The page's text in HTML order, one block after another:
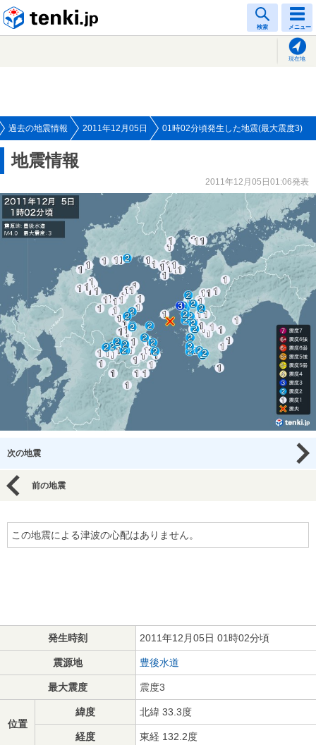
検索 メニュー
現在地
過去の地震情報 2011年12月05日 01時02分頃発生した地震(最大震度3)
地震情報
2011年12月05日01:06発表
次の地震
前の地震
この地震による津波の心配はありません。
発生時刻 2011年12月05日 01時02分頃
震源地 豊後水道
最大震度 震度3
位置
緯度 北緯 33.3度
経度 東経 132.2度